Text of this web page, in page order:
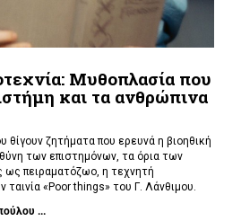
Μυθοπλασία που
και τα ανθρώπινα
θίγουν ζητήματα που ερευνά η βιοηθική
των επιστημόνων, τα όρια των
πειραματόζωο, η τεχνητή
ταινία «Poor things» του Γ. Λάνθιμου.
...